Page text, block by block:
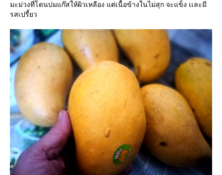
มะม่วงที่โดนบ่มแก๊สให้ผิวเหลือง แต่เนื้อข้างในไม่สุก จะแข็ง เเละมี
รสเปรี้ยว